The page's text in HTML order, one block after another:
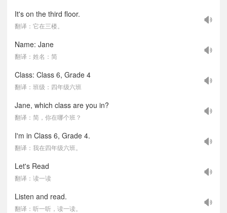
It's on the third floor.
翻译：它在三楼。
Name: Jane
翻译：姓名：简
Class: Class 6, Grade 4
翻译：班级：四年级六班
Jane, which class are you in?
翻译：简，你在哪个班？
I'm in Class 6, Grade 4.
翻译：我在四年级六班。
Let's Read
翻译：读一读
Listen and read.
翻译：听一听，读一读。